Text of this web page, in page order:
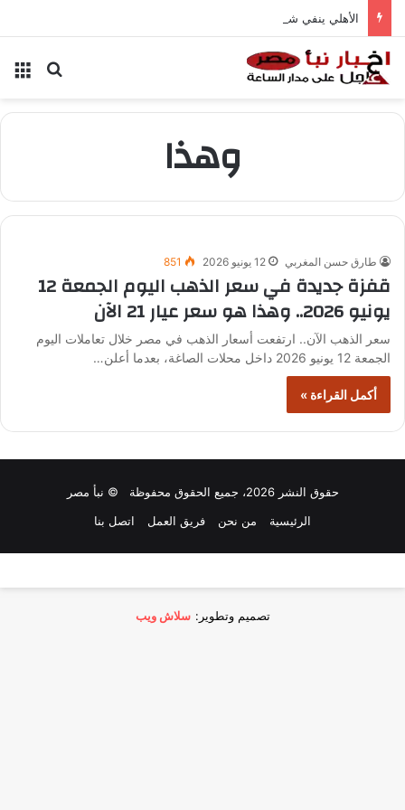
الأهلي ينفي شائعات تخفيض عقود زيزو والشناوي
بحث
وهذا
طارق حسن المغربي 12 يونيو 2026 851
قفزة جديدة في سعر الذهب اليوم الجمعة 12
يونيو 2026.. وهذا هو سعر عيار 21 الآن
سعر الذهب الآن.. ارتفعت أسعار الذهب في مصر خلال تعاملات اليوم
الجمعة 12 يونيو 2026 داخل محلات الصاغة، بعدما أعلن…
أكمل القراءة »
حقوق النشر 2026، جميع الحقوق محفوظة © نبأ مصر
الرئيسية
من نحن فريق العمل اتصل بنا
تصميم وتطوير: سلاش ويب